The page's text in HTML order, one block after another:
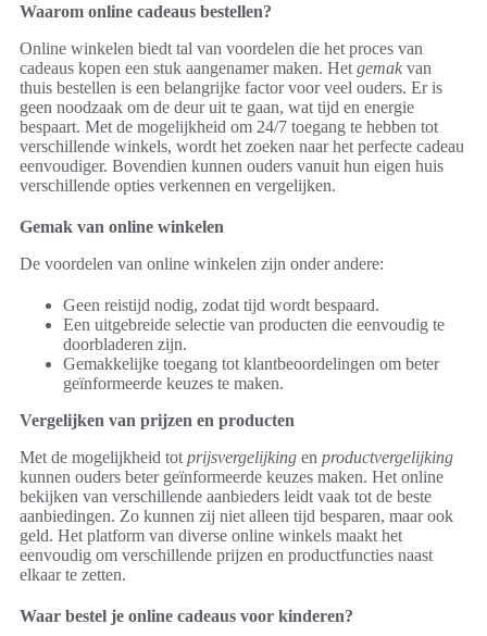
Waarom online cadeaus bestellen?
Online winkelen biedt tal van voordelen die het proces van
cadeaus kopen een stuk aangenamer maken. Het gemak van
thuis bestellen is een belangrijke factor voor veel ouders. Er is
geen noodzaak om de deur uit te gaan, wat tijd en energie
bespaart. Met de mogelijkheid om 24/7 toegang te hebben tot
verschillende winkels, wordt het zoeken naar het perfecte cadeau
eenvoudiger. Bovendien kunnen ouders vanuit hun eigen huis
verschillende opties verkennen en vergelijken.
Gemak van online winkelen
De voordelen van online winkelen zijn onder andere:
Geen reistijd nodig, zodat tijd wordt bespaard.
Een uitgebreide selectie van producten die eenvoudig te
doorbladeren zijn.
Gemakkelijke toegang tot klantbeoordelingen om beter
geïnformeerde keuzes te maken.
Vergelijken van prijzen en producten
Met de mogelijkheid tot prijsvergelijking en productvergelijking
kunnen ouders beter geïnformeerde keuzes maken. Het online
bekijken van verschillende aanbieders leidt vaak tot de beste
aanbiedingen. Zo kunnen zij niet alleen tijd besparen, maar ook
geld. Het platform van diverse online winkels maakt het
eenvoudig om verschillende prijzen en productfuncties naast
elkaar te zetten.
Waar bestel je online cadeaus voor kinderen?